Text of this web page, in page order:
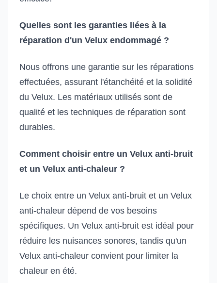
Quelles sont les garanties liées à la
réparation d'un Velux endommagé ?
Nous offrons une garantie sur les réparations
effectuées, assurant l'étanchéité et la solidité
du Velux. Les matériaux utilisés sont de
qualité et les techniques de réparation sont
durables.
Comment choisir entre un Velux anti-bruit
et un Velux anti-chaleur ?
Le choix entre un Velux anti-bruit et un Velux
anti-chaleur dépend de vos besoins
spécifiques. Un Velux anti-bruit est idéal pour
réduire les nuisances sonores, tandis qu'un
Velux anti-chaleur convient pour limiter la
chaleur en été.